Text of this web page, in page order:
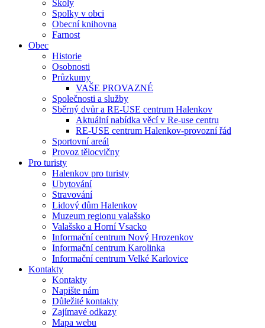
Školy
Spolky v obci
Obecní knihovna
Farnost
Obec
Historie
Osobnosti
Průzkumy
VAŠE PROVAZNÉ
Společnosti a služby
Sběrný dvůr a RE-USE centrum Halenkov
Aktuální nabídka věcí v Re-use centru
RE-USE centrum Halenkov-provozní řád
Sportovní areál
Provoz tělocvičny
Pro turisty
Halenkov pro turisty
Ubytování
Stravování
Lidový dům Halenkov
Muzeum regionu valašsko
Valašsko a Horní Vsacko
Informační centrum Nový Hrozenkov
Informační centrum Karolinka
Informační centrum Velké Karlovice
Kontakty
Kontakty
Napište nám
Důležité kontakty
Zajímavé odkazy
Mapa webu